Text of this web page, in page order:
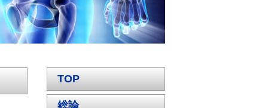
TOP
総論